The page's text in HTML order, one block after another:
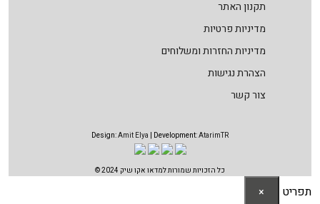
תקנון האתר
מדיניות פרטיות
מדיניות החזרות ומשלוחים
הצהרת נגישות
צור קשר
Design:Amit Elya | Development:AtarimTR
כל הזכויות שמורות למדאו אקו שיק 2024 ©
תפריט ×